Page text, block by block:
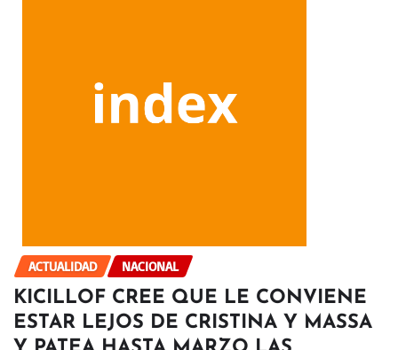
ACTUALIDAD NACIONAL
KICILLOF CREE QUE LE CONVIENE
ESTAR LEJOS DE CRISTINA Y MASSA